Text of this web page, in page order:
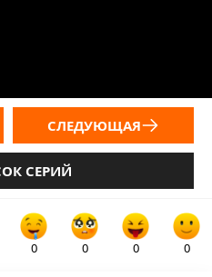
СЕРИЙ
СЛЕДУЮЩАЯ
0 0 0 0